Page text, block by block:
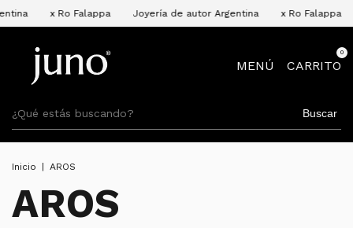
Joyería de autor Argentina x Ro Falappa Joyería de
MENÚ CARRITO
0
Buscar
Inicio AROS
AROS